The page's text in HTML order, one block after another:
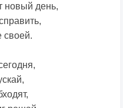
новый день,
своей.